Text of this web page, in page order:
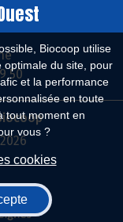
Biocoop utilise
optimale du site, pour
et la performance
en toute
tout moment en
vous ?
cookies
50